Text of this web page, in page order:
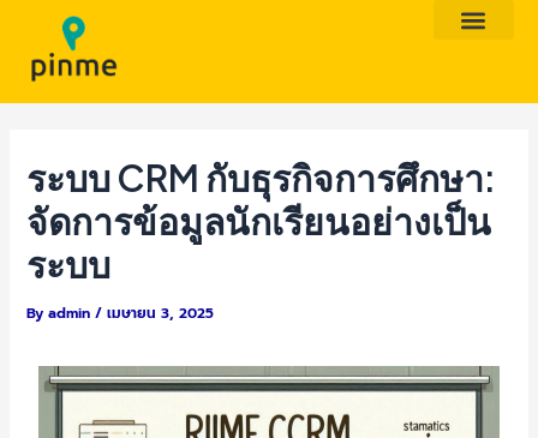
content
ระบบ CRM กับธุรกิจการศึกษา:
จัดการข้อมูลนักเรียนอย่างเป็น
ระบบ
Byadmin/เมษายน 3, 2025
navigation